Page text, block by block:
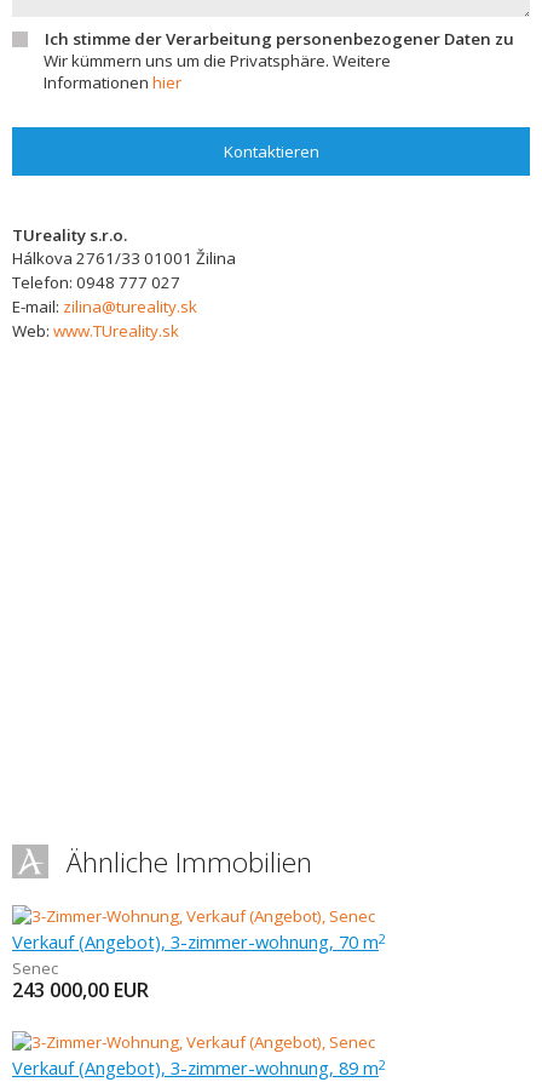
Ich stimme der Verarbeitung personenbezogener Daten zu
Wir kümmern uns um die Privatsphäre. Weitere
Informationen hier
Kontaktieren
TUreality s.r.o.
Hálkova 2761/33 01001 Žilina
Telefon: 0948 777 027
E-mail: zilina@tureality.sk
Web: www.TUreality.sk
Ähnliche Immobilien
Verkauf (Angebot), 3-zimmer-wohnung, 70 m2
Senec
243 000,00 EUR
Verkauf (Angebot), 3-zimmer-wohnung, 89 m2